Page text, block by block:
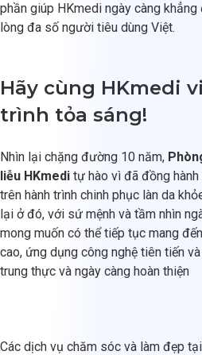
phần giúp HKmedi ngày càng
lòng đa số người tiêu dùng Việt.
Hãy cùng HKmedi
trình tỏa sáng!
Nhìn lại chặng đường 10 năm,
liễu HKmedi tự hào vì đã đồng hành
trên hành trình chinh phục làn da
lại ở đó, với sứ mệnh và tầm nhìn
mong muốn có thể tiếp tục mang
cao, ứng dụng công nghệ tiên tiến
trung thực và ngày càng hoàn thiện
Các dịch vụ chăm sóc và làm đẹp tại